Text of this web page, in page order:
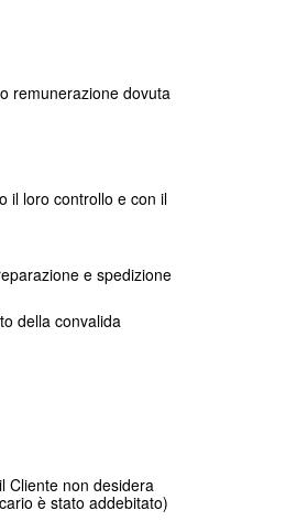
remunerazione dovuta
il loro controllo e con il
e spedizione
della convalida
Cliente non desidera
è stato addebitato)